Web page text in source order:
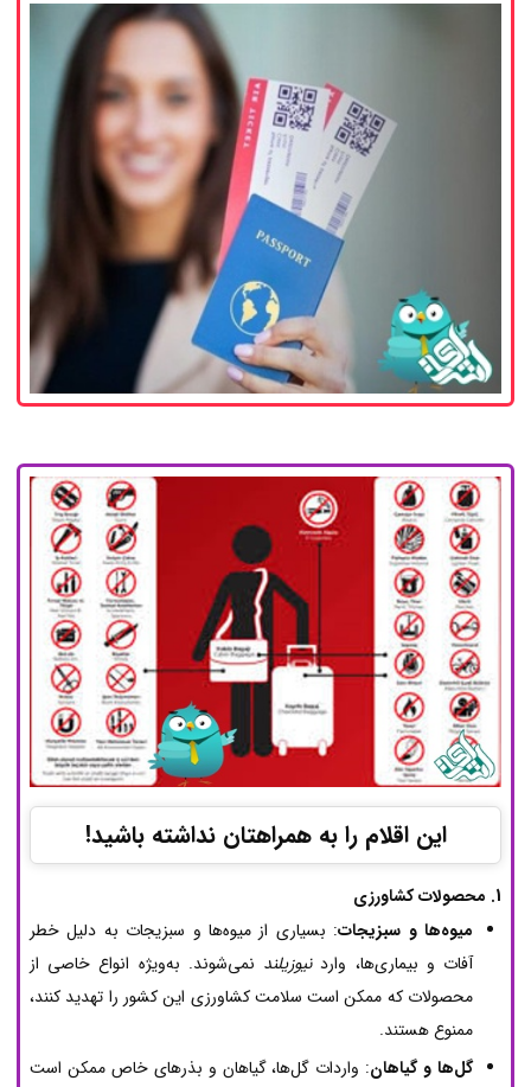
این اقلام را به همراهتان نداشته باشید!
1. محصولات کشاورزی
میوه‌ها و سبزیجات: بسیاری از میوه‌ها و سبزیجات به دلیل خطر
آفات و بیماری‌ها، واردنیوزیلند نمی‌شوند. به‌ویژه انواع خاصی از
محصولات که ممکن است سلامت کشاورزی این کشور را تهدید کنند،
ممنوع هستند.
گل‌ها و گیاهان: واردات گل‌ها، گیاهان و بذرهای خاص ممکن است